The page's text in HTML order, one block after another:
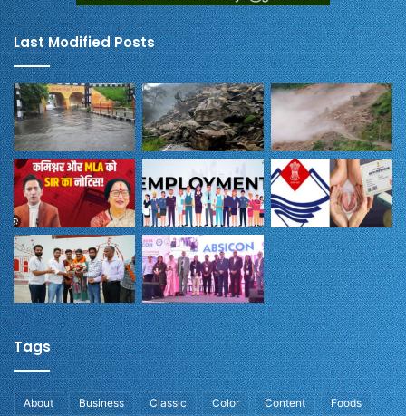
Last Modified Posts
Tags
About Business Classic Color Content Foods